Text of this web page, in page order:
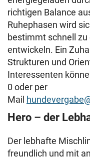
richtigen Balance
Ruhephasen wird
bestimmt schnell
entwickeln. Ein
Strukturen und
Interessenten
0 oder per
Mail
Hero – der
Der lebhafte
freundlich und mit